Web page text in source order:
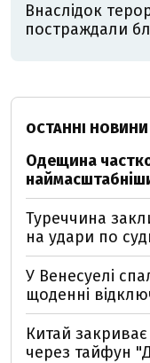
Внаслідок
постраждали
ОСТАННІ НОВИНИ
Одещина
Туреччина
на удари по
У Венесуелі
щоденні
Китай
через тайфун